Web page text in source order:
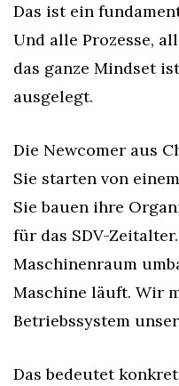
Das ist ein
Und alle Prozesse,
das ganze Mindset
ausgelegt.
Die Newcomer aus
Sie starten von
Sie bauen ihre
für das SDV-
Maschinenraum
Maschine läuft. Wir
Betriebssystem
Das bedeutet